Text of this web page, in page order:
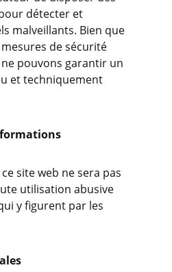
détecter et
malveillants. Bien que
de sécurité
pouvons garantir un
et techniquement
site web ne sera pas
utilisation abusive
y figurent par les